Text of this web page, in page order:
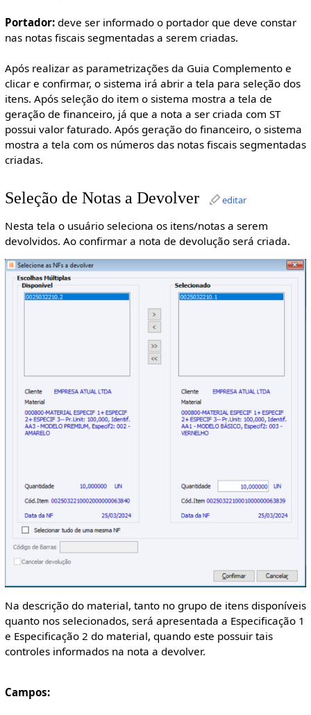
Portador:deve ser informado o portador que deve constar
nas notas fiscais segmentadas a serem criadas.
Após realizar as parametrizações da Guia Complemento e
clicar e confirmar, o sistema irá abrir a tela para seleção dos
itens. Após seleção do item o sistema mostra a tela de
geração de financeiro, já que a nota a ser criada com ST
possui valor faturado. Após geração do financeiro, o sistema
mostra a tela com os números das notas fiscais segmentadas
criadas.
Seleção de Notas a Devolver editar
Nesta tela o usuário seleciona os itens/notas a serem
devolvidos. Ao confirmar a nota de devolução será criada.
Na descrição do material, tanto no grupo de itens disponíveis
quanto nos selecionados, será apresentada a Especificação 1
e Especificação 2 do material, quando este possuir tais
controles informados na nota a devolver.
Campos: